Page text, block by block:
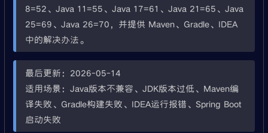
8=52、Java 11=55、Java 17=61、Java 21=65、Java
25=69、Java 26=70，并提供 Maven、Gradle、IDEA
中的解决办法。
最后更新：2026-05-14
适用场景：Java版本不兼容、JDK版本过低、Maven编
译失败、Gradle构建失败、IDEA运行报错、Spring Boot
启动失败